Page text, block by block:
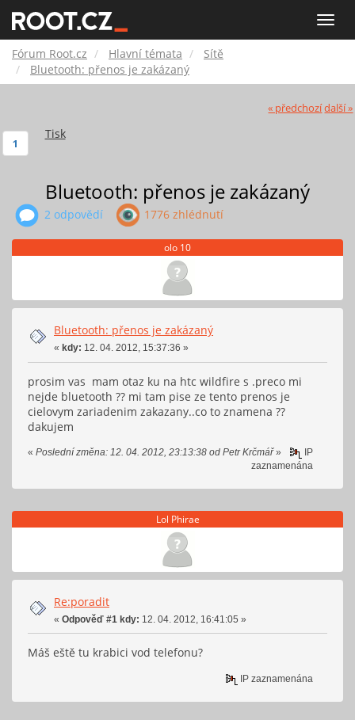
Toggle
Root.cz
Fórum Root.cz Hlavní témata
Sítě
Bluetooth: přenos je zakázaný
« předchozídalší »
Tisk
1
Bluetooth: přenos je zakázaný
2 odpovědí 1776 zhlédnutí
olo 10
Bluetooth: přenos je zakázaný
« kdy: 12. 04. 2012, 15:37:36 »
prosim vas mam otaz ku na htc wildfire s .preco mi
nejde bluetooth ?? mi tam pise ze tento prenos je
cielovym zariadenim zakazany..co to znamena ??
dakujem
« Poslední změna: 12. 04. 2012, 23:13:38 od Petr Krčmář»
IP
zaznamenána
Lol Phirae
Re:poradit
« Odpověď #1 kdy: 12. 04. 2012, 16:41:05 »
Máš eště tu krabici vod telefonu?
IP zaznamenána